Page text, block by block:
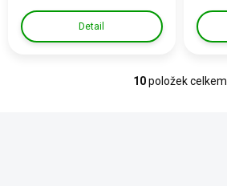
Detail
O
10položek celkem